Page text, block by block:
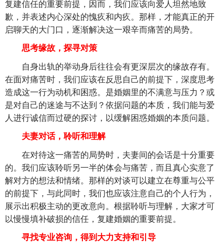
复建信任的重要前提，因而，我们应该向爱人坦然地致
歉，并表述内心深处的愧疚和内疚。那样，才能真正的开
启聊天的大门口，逐渐解决这一艰辛而痛苦的局势。
思考缘故，探寻对策
自身出轨的举动身后往往会有更深层次的缘故存有。
在面对痛苦时，我们应该在反思自己的前提下，深度思考
造成这一行为动机和困惑。是婚姻里的不满意与压力？或
是对自己的迷途与不达到？依据问题的本质，我们能与爱
人进行诚信而过硬的探讨，以缓解困惑婚姻的本质问题。
夫妻对话，聆听和理解
在对待这一痛苦的局势时，夫妻间的会话是十分重要
的。我们应该聆听另一半的体会与痛苦，而且真心实意了
解对方的想法和情绪。那样的对谈可以建立在尊重与公平
的前提下，与此同时，我们也应该注意自己的个人行为，
展示出积极主动的更改意向。根据聆听与理解，大家才可
以慢慢填补破损的信任，复建婚姻的重要前提。
寻找专业咨询，得到大力支持和引导